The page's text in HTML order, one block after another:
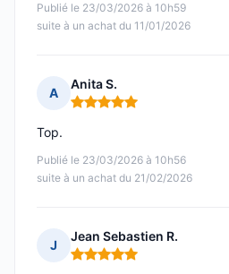
Publié le 23/03/2026 à 10h59
suite à un achat du 11/01/2026
A
Anita S.
Note : 5 sur 5
Publié le 23/03/2026 à 10h56
suite à un achat du 21/02/2026
Top.
J
Jean Sebastien R.
Note : 5 sur 5